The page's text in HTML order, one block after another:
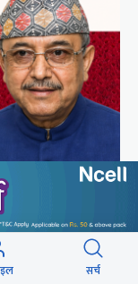
सुरुदेखि
सर्च